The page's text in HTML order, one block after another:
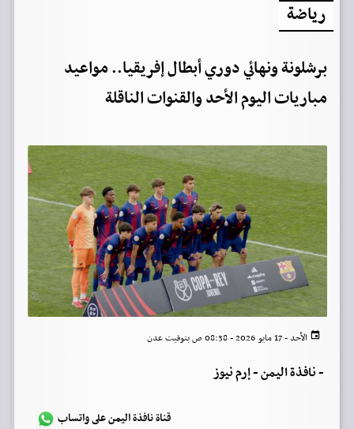
رياضة
برشلونة ونهائي دوري أبطال إفريقيا.. مواعيد
مباريات اليوم الأحد والقنوات الناقلة
الأحد - 17 مايو 2026 - 08:38 ص بتوقيت عدن
-نافذة اليمن - إرم نيوز
قناة نافذة اليمن على واتساب